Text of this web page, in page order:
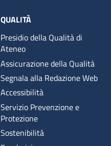
QUALITÀ
Presidio della Qualità di
Ateneo
Assicurazione della Qualità
Segnala alla Redazione Web
Accessibilità
Servizio Prevenzione e
Protezione
Sostenibilità